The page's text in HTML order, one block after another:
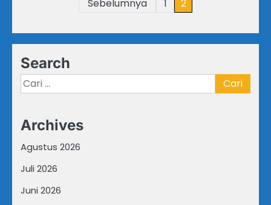
Sebelumnya 1 2
Search
Cari
untuk:
Archives
Agustus 2026
Juli 2026
Juni 2026